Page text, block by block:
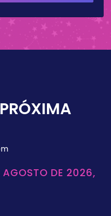
AGOSTO DE 2026,